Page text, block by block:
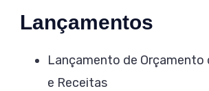
Lançamentos
Lançamento de Orçamento
e Receitas